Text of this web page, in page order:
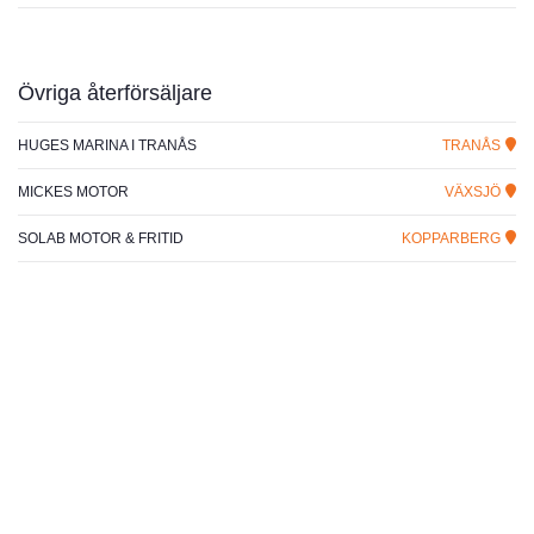
Övriga återförsäljare
HUGES MARINA I TRANÅS TRANÅS
MICKES MOTOR VÄXSJÖ
SOLAB MOTOR & FRITID KOPPARBERG